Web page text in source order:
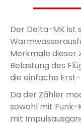
Der Delta-MK ist
Merkmale dieser
Belastung des
die einfache
Da der Zähler
sowohl mit
mit